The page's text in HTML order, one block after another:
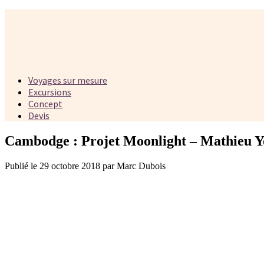
Voyages sur mesure
Excursions
Concept
Devis
Cambodge : Projet Moonlight – Mathieu
Publié le 29 octobre 2018 par Marc Dubois